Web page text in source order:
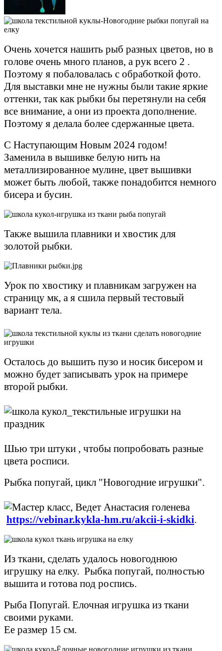
Очень хочется нашить рыб разных цветов, но в
голове очень много планов, а рук всего 2 .
Поэтому я побаловалась с обработкой фото.
Для выставки мне не нужны были такие яркие
оттенки, так как рыбки бы перетянули на себя
все внимание, а они из проекта дополнение.
Поэтому я делала более сдержанные цвета.
С Наступающим Новым 2024 годом!
Заменила в вышивке белую нить на
металлизированное мулине, цвет вышивки
может быть любой, также понадобится немного
бисера и бусин.
Также вышила плавники и хвостик для
золотой рыбки.
Урок по хвостику и плавникам загружен на
страницу мк, а я сшила первый тестовый
вариант тела.
Осталось до вышить пузо и носик бисером и
можно будет записывать урок на примере
второй рыбки.
Шью три штуки , чтобы попробовать разные
цвета росписи.
Рыбка попугай, цикл "Новогодние игрушки".
https://vebinar.kykla-hm.ru/akcii-i-skidki.
Из ткани, сделать удалось новогоднюю
игрушку на елку. Рыбка попугай, полностью
вышита и готова под роспись.
Рыба Попугай. Елочная игрушка из ткани
своими руками.
Ее размер 15 см.